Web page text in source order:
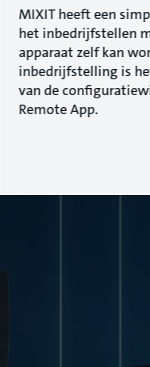
MIXIT heeft een
het inbedrijfstellen
apparaat zelf kan
inbedrijfstelling is
van de
Remote App.